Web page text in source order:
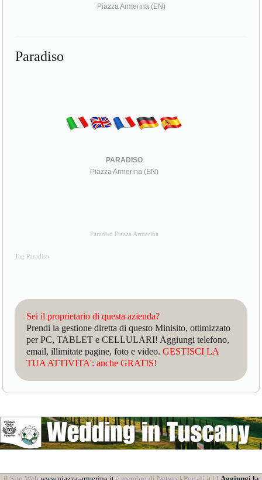
Piazza Armerina (EN)
Paradiso
PARADISO
Piazza Armerina (EN)
Paradiso Piazza Armerina
Tag Paradiso
Sei il proprietario di questa azienda?
Prendi la gestione diretta di questo Minisito, ottimizzato
per PC, TABLET e CELLULARI! Aggiungi telefono,
email, illimitate pagine, foto e video.GESTISCI LA
TUA ATTIVITA': anche GRATIS!